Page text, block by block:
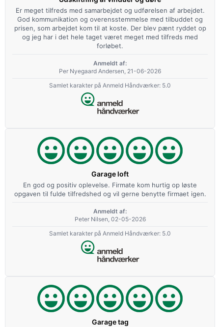
Er meget tilfreds med samarbejdet og udførelsen af arbejdet.
God kommunikation og overensstemmelse med tilbuddet og
prisen, som arbejdet kom til at koste. Der blev pænt ryddet op
og jeg har i det hele taget været meget med tilfreds med
forløbet.
Anmeldt af:
Per Nyegaard Andersen, 21-06-2026
Samlet karakter på Anmeld Håndværker: 5.0
Garage loft
En god og positiv oplevelse. Firmate kom hurtig op løste
opgaven til fulde tilfredshed og vil gerne benytte firmaet igen.
Anmeldt af:
Peter Nilsen, 02-05-2026
Samlet karakter på Anmeld Håndværker: 5.0
Garage tag